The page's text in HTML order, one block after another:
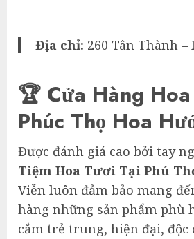
Địa chỉ: 260 Tân Thành –
🏆 Cửa Hàng
Phúc Thọ Hoa
Được đánh giá cao bởi tay
Tiệm Hoa Tươi Tại Phú
Viễn luôn đảm bảo mang
hàng những sản phẩm phù
cắm trẻ trung, hiện đại, độc